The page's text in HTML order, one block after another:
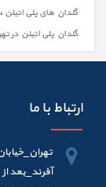
گلدان های پلی اتیلن ،
گلدان پلی اتیلن در
ارتباط با ما
آفرند_بعد از